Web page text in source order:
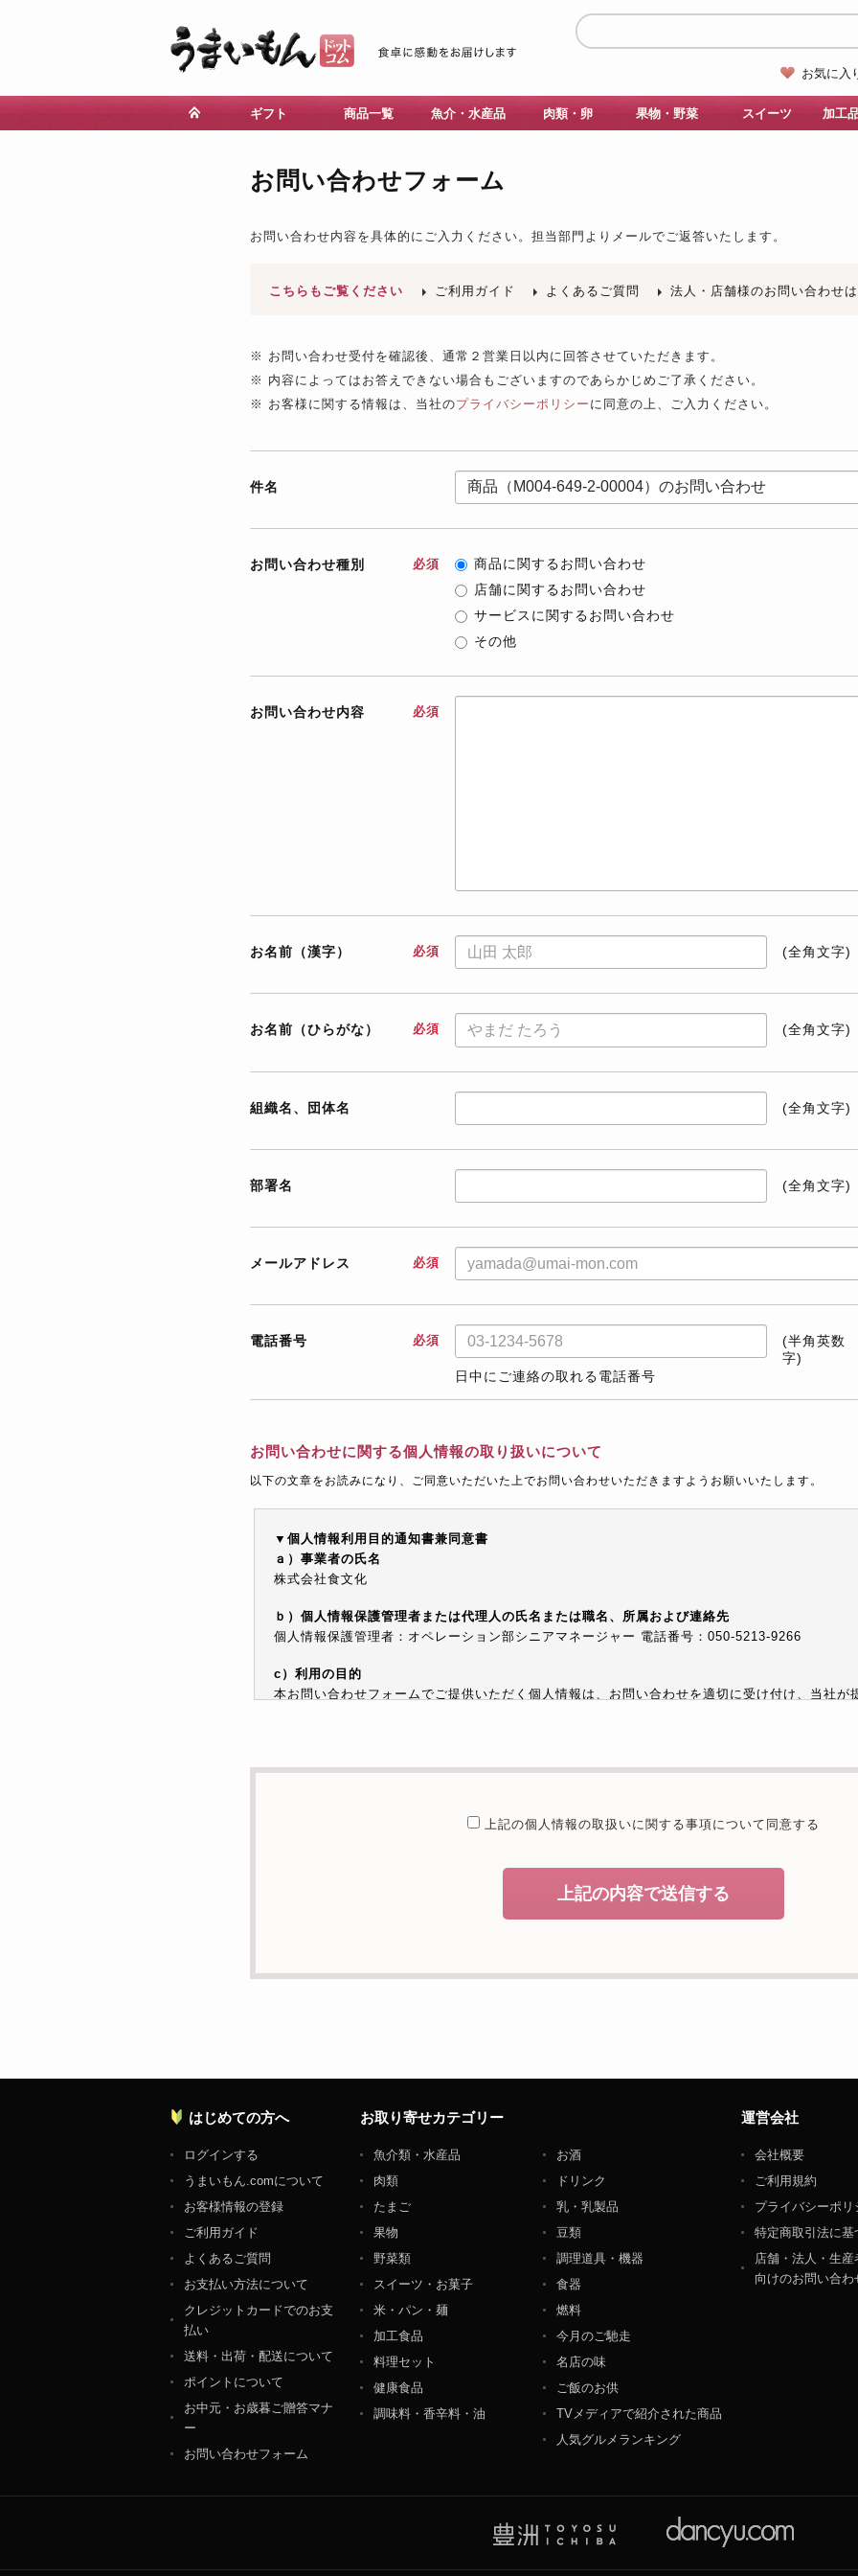
お気に入
ギフト 商品一覧 魚介・水産品 肉類・卵 果物・野菜 スイーツ 加工
お問い合わせフォーム
お問い合わせ内容を具体的にご入力ください。担当部門よりメールでご返答いたします。
こちらもご覧ください ご利用ガイド よくあるご質問 法人・店舗様のお問い合わせ
※ お問い合わせ受付を確認後、通常２営業日以内に回答させていただきます。
※ 内容によってはお答えできない場合もございますのであらかじめご了承ください。
※ お客様に関する情報は、当社のプライバシーポリシー に同意の上、ご入力ください。
件名
お問い合わせ種別 必須
商品に関するお問い合わせ
店舗に関するお問い合わせ
サービスに関するお問い合わせ
その他
お問い合わせ内容 必須
お名前（漢字） 必須 (全角文字)
お名前（ひらがな） 必須 (全角文字)
組織名、団体名 (全角文字)
部署名 (全角文字)
メールアドレス 必須
電話番号 必須
日中にご連絡の取れる電話番号
(半角英数
字)
お問い合わせに関する個人情報の取り扱いについて
以下の文章をお読みになり、ご同意いただいた上でお問い合わせいただきますようお願いいたします。
▼個人情報利用目的通知書兼同意書
ａ）事業者の氏名
株式会社食文化
ｂ）個人情報保護管理者または代理人の氏名または職名、所属および連絡先
個人情報保護管理者：オペレーション部シニアマネージャー 電話番号：050-5213-9266
c）利用の目的
本お問い合わせフォームでご提供いただく個人情報は、お問い合わせを適切に受け付け、当社が
本人の同意がある場合または法令に基づく場合を除き、取得した個人情報を第三者に提供するこ
個人情報について当社が個人情報保護管理体制について一定の水準に達していると認めた委託者
f）開示対象個人情報の開示等および問合せ窓口について
ご本人からの求めにより、当社が保有する開示対象個人情報の利用目的の通知・開示・内容の訂
ます。これらには、お客様のお名前、ご住所、電話番号、電子メールアドレスなど、お客様を特
個人情報保護管理者：オペレーション部シニアマネージャー
〒106-0044 東京都港区東麻布一丁目２７番１号 東麻布食文化ビル４階
ＴＥＬ：050-5213-9266
ＦＡＸ：047-401-6847
上記の個人情報の取扱いに関する事項について同意する
上記の内容で送信する
はじめての方へ
ログインする
うまいもん.comについて
お客様情報の登録
ご利用ガイド
よくあるご質問
お支払い方法について
クレジットカードでのお支
払い
送料・出荷・配送について
ポイントについて
お中元・お歳暮ご贈答マナ
ー
お問い合わせフォーム
お取り寄せカテゴリー
魚介類・水産品
肉類
たまご
果物
野菜類
スイーツ・お菓子
米・パン・麺
加工食品
料理セット
健康食品
調味料・香辛料・油
お酒
ドリンク
乳・乳製品
豆類
調理道具・機器
食器
燃料
今月のご馳走
名店の味
ご飯のお供
TVメディアで紹介された商品
人気グルメランキング
運営会社
会社概要
ご利用規約
プライバシーポリ
特定商取引法に基
店舗・法人・生産
向けのお問い合わ